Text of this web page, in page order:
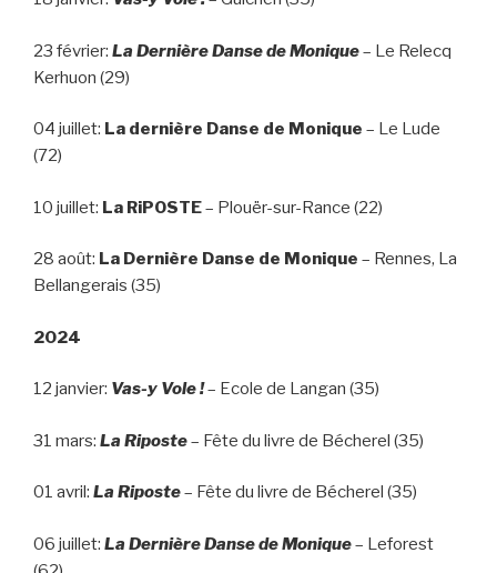
23 février: La Dernière Danse de Monique– Le Relecq
Kerhuon (29)
04 juillet: La dernière Danse de Monique – Le Lude
(72)
10 juillet: La RiPOSTE– Plouër-sur-Rance (22)
28 août: La Dernière Danse de Monique – Rennes, La
Bellangerais (35)
2024
12 janvier: Vas-y Vole !– Ecole de Langan (35)
31 mars: La Riposte– Fête du livre de Bécherel (35)
01 avril: La Riposte– Fête du livre de Bécherel (35)
06 juillet: La Dernière Danse de Monique– Leforest